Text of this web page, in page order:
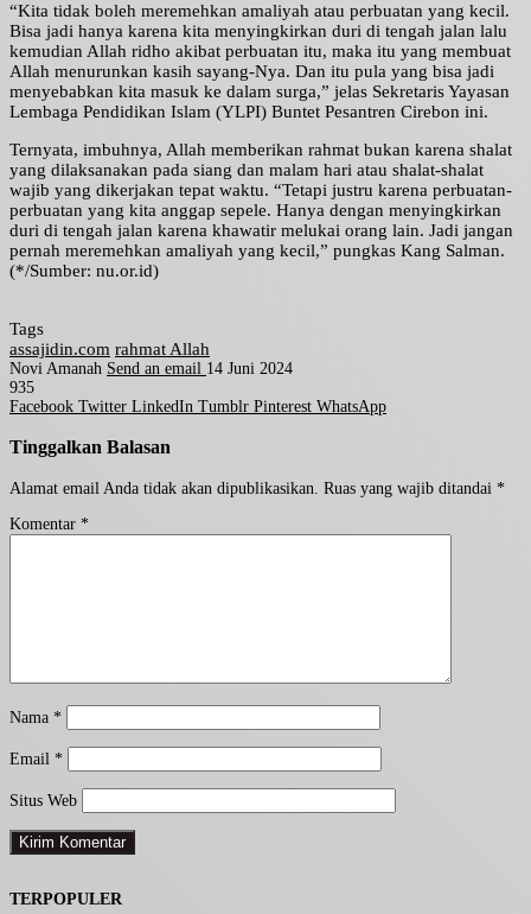
“Kita tidak boleh meremehkan amaliyah atau perbuatan yang kecil.
Bisa jadi hanya karena kita menyingkirkan duri di tengah jalan lalu
kemudian Allah ridho akibat perbuatan itu, maka itu yang membuat
Allah menurunkan kasih sayang-Nya. Dan itu pula yang bisa jadi
menyebabkan kita masuk ke dalam surga,” jelas Sekretaris Yayasan
Lembaga Pendidikan Islam (YLPI) Buntet Pesantren Cirebon ini.
Ternyata, imbuhnya, Allah memberikan rahmat bukan karena shalat
yang dilaksanakan pada siang dan malam hari atau shalat-shalat
wajib yang dikerjakan tepat waktu. “Tetapi justru karena perbuatan-
perbuatan yang kita anggap sepele. Hanya dengan menyingkirkan
duri di tengah jalan karena khawatir melukai orang lain. Jadi jangan
pernah meremehkan amaliyah yang kecil,” pungkas Kang Salman.
(*/Sumber: nu.or.id)
Tags
assajidin.com rahmat Allah
Novi Amanah Send an email 14 Juni 2024
935
Facebook Twitter LinkedIn Tumblr Pinterest WhatsApp
Tinggalkan Balasan
Alamat email Anda tidak akan dipublikasikan. Ruas yang wajib ditandai *
Komentar *
Nama *
Email *
Situs Web
TERPOPULER